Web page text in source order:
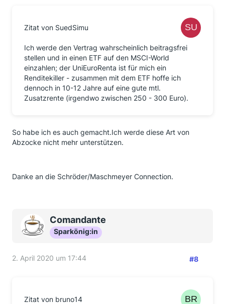
Zitat von SuedSimu
Ich werde den Vertrag wahrscheinlich beitragsfrei
stellen und in einen ETF auf den MSCI-World
einzahlen; der UniEuroRenta ist für mich ein
Renditekiller - zusammen mit dem ETF hoffe ich
dennoch in 10-12 Jahre auf eine gute mtl.
Zusatzrente (irgendwo zwischen 250 - 300 Euro).
So habe ich es auch gemacht.Ich werde diese Art von
Abzocke nicht mehr unterstützen.
Danke an die Schröder/Maschmeyer Connection.
Comandante
Sparkönig:in
2. April 2020 um 17:44 #8
Zitat von bruno14